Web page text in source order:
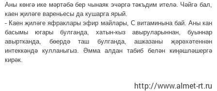
Аны көнгә ике мәртәбә бер чынаяк эчәргә тәкъдим ителә. Чәйгә бал,
каен җиләге вареньесы да кушарга ярый.
- Каен җиләге яфраклары эфир майлары, С витаминына бай. Аны кан
басымы югары булганда, хатын-кыз авыруларыннан, буыннар
авыртканда, бөер­дә таш булганда, ашказаны җәрәхә­тен­нән
интеккәндә кулланыгыз. Әм­ма алдан табиб белән киңәш­ләшергә
кирәк.
http://www.almet-rt.ru